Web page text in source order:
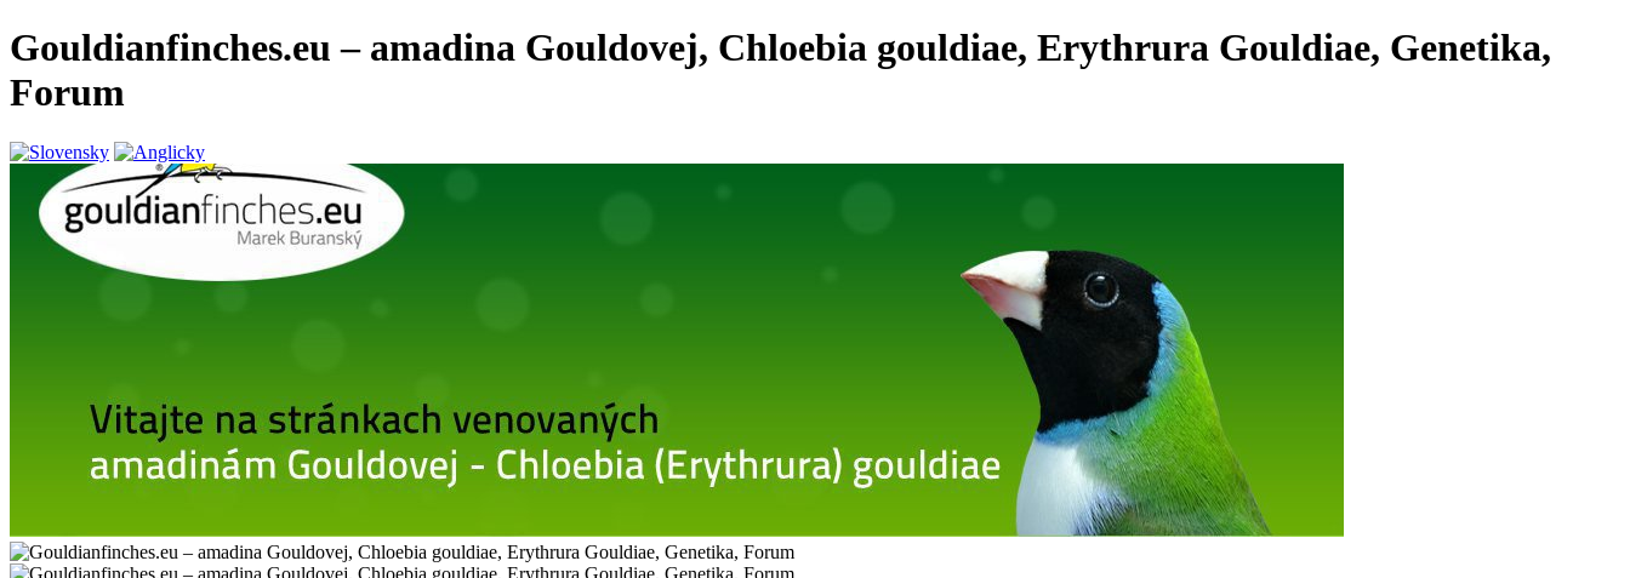
Gouldianfinches.eu – amadina Gouldovej, Chloebia gouldiae, Erythrura Gouldiae, Genetika,
Forum